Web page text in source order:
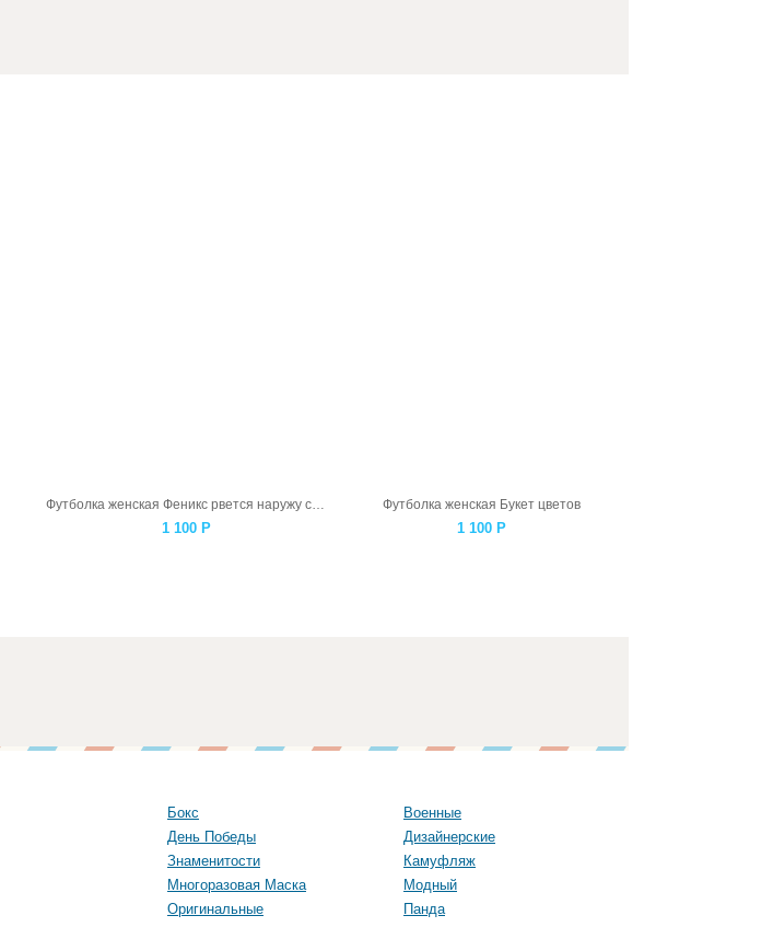
1 100 Р
Футболка женская Букет цветов
1 100 Р
Бокс
Военные
День Победы
Дизайнерские
Знаменитости
Камуфляж
Многоразовая Маска
Модный
Оригинальные
Панда